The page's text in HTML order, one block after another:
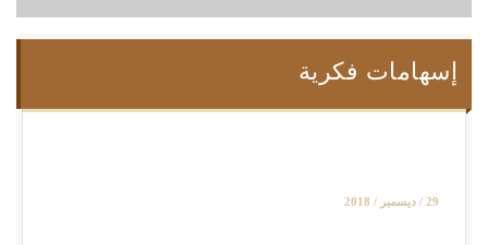
إسهامات فكرية
29 / ديسمبر / 2018